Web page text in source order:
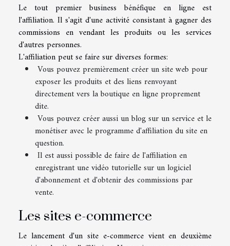
Le tout premier business bénéfique en ligne est
l'affiliation. Il s'agit d'une activité consistant à gagner des
commissions en vendant les produits ou les services
d'autres personnes.
L'affiliation peut se faire sur diverses formes:
Vous pouvez premièrement créer un site web pour
exposer les produits et des liens renvoyant
directement vers la boutique en ligne proprement
dite.
Vous pouvez créer aussi un blog sur un service et le
monétiser avec le programme d'affiliation du site en
question.
Il est aussi possible de faire de l'affiliation en
enregistrant une vidéo tutorielle sur un logiciel
d'abonnement et d'obtenir des commissions par
vente.
Les sites e-commerce
Le lancement d'un site e-commerce vient en deuxième